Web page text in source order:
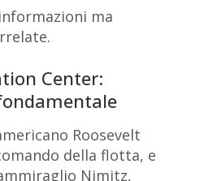
ma
Center:
Roosevelt
della flotta, e
Nimitz,